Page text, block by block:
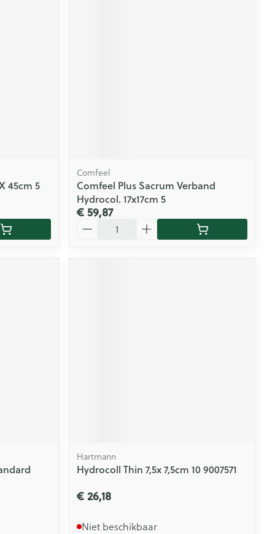
45cm 5
Comfeel
Comfeel Plus Sacrum Verband
Hydrocol. 17x17cm 5
€ 59,87
Hartmann
Hydrocoll Thin 7,5x 7,5cm 10 9007571
€ 26,18
Niet beschikbaar